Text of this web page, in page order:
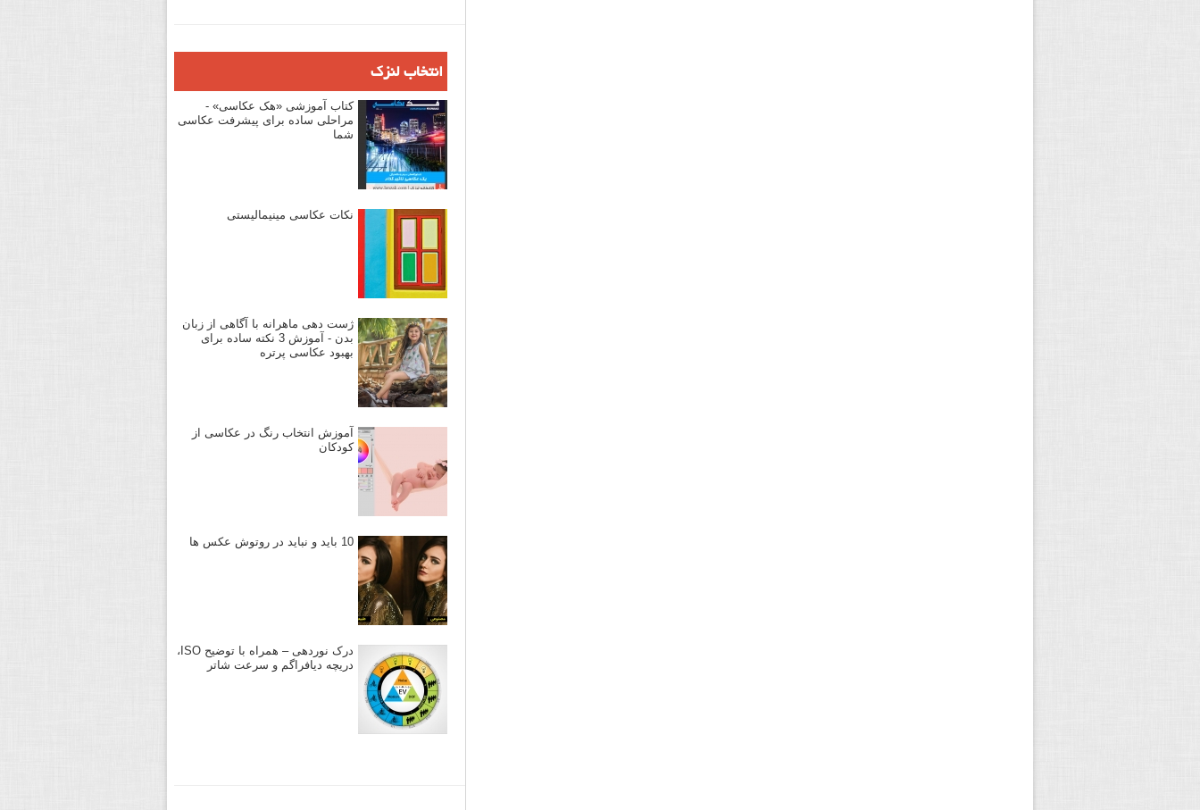
انتخاب لنزک
کتاب آموزشی «هک عکاسی» -
مراحلی ساده برای پیشرفت عکاسی
شما
نکات عکاسی مینیمالیستی
ژست دهی ماهرانه با آگاهی از زبان
بدن - آموزش 3 نکته ساده برای
بهبود عکاسی پرتره
آموزش انتخاب رنگ در عکاسی از
کودکان
10 باید و نباید در روتوش عکس ها
درک نوردهی – همراه با توضیح ISO،
دریچه دیافراگم و سرعت شاتر